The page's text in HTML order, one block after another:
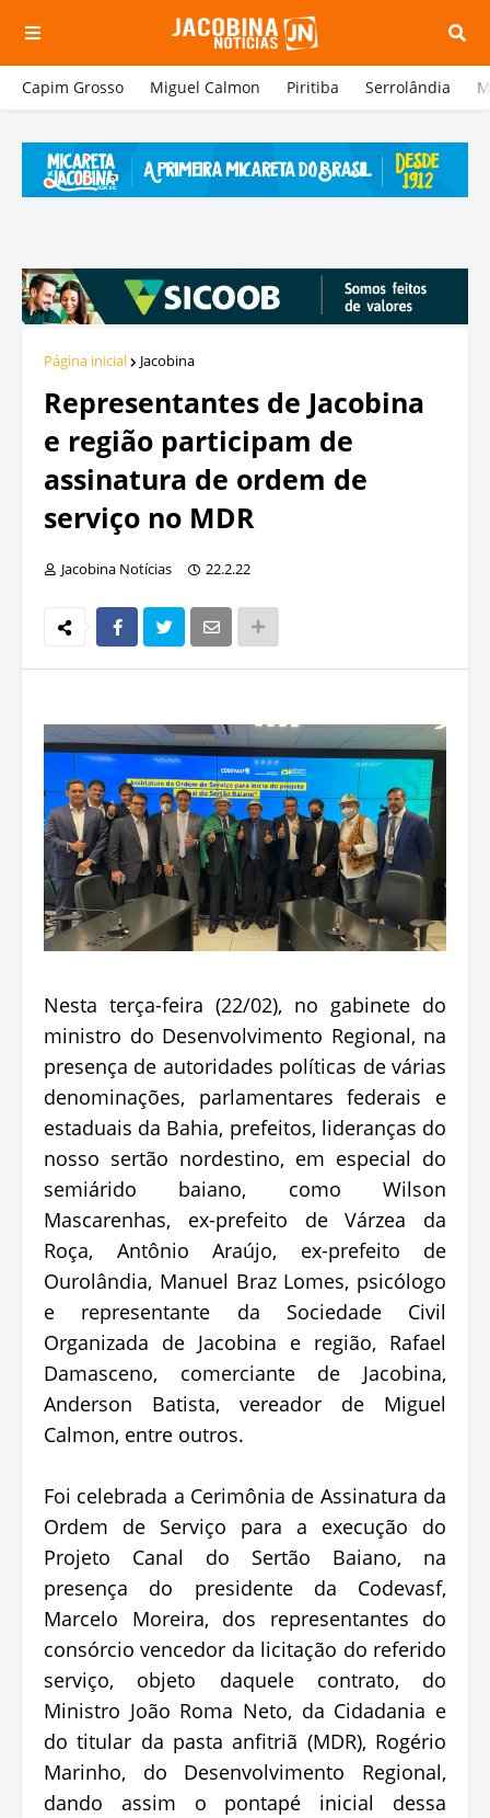
Capim Grosso Miguel Calmon Piritiba Serrolândia
Página inicial Jacobina
Representantes de Jacobina
e região participam de
assinatura de ordem de
serviço no MDR
Jacobina Notícias 22.2.22
Nesta terça-feira (22/02), no gabinete do
ministro do Desenvolvimento Regional, na
presença de autoridades políticas de várias
denominações, parlamentares federais e
estaduais da Bahia, prefeitos, lideranças do
nosso sertão nordestino, em especial do
semiárido baiano, como Wilson
Mascarenhas, ex-prefeito de Várzea da
Roça, Antônio Araújo, ex-prefeito de
Ourolândia, Manuel Braz Lomes, psicólogo
e representante da Sociedade Civil
Organizada de Jacobina e região, Rafael
Damasceno, comerciante de Jacobina,
Anderson Batista, vereador de Miguel
Calmon, entre outros.
Foi celebrada a Cerimônia de Assinatura da
Ordem de Serviço para a execução do
Projeto Canal do Sertão Baiano, na
presença do presidente da Codevasf,
Marcelo Moreira, dos representantes do
consórcio vencedor da licitação do referido
serviço, objeto daquele contrato, do
Ministro João Roma Neto, da Cidadania e
do titular da pasta anfitriã (MDR), Rogério
Marinho, do Desenvolvimento Regional,
dando assim o pontapé inicial dessa